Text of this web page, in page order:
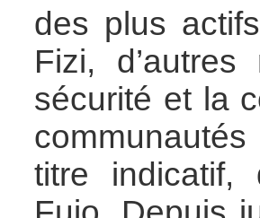
des plus
Fizi,
sécurité et la
titre